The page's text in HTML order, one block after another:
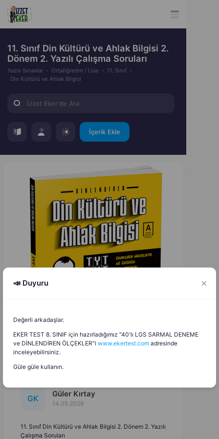
11. Sınıf Din Kültürü ve Ahlak Bilgisi 2.
Dönem 2. Yazılı Çalışma Soruları
Yazılı Sınavlar Ortaöğretim / Lise
11. Sınıf
Din Kültürü ve Ahlak Bilgisi
İçerik Ekle
GK Güler Kırtay
14.05.2026
11. Sınıf Din Kültürü ve Ahlak Bilgisi 2. Dönem 2. Yazılı
Çalışma Soruları
📣 Duyuru
Değerli arkadaşlar.
EKER TEST 8. SINIF için hazırladığımız "40'lı LGS SARMAL DENEME
ve DİNLENDİREN ÖLÇEKLER"i www.ekertest.com adresinde
inceleyebilirsiniz.
Güle güle kullanın.